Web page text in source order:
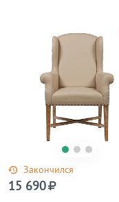
Закончился
15 690